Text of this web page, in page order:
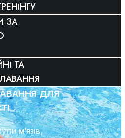
ЗА
ТА
ДЛЯ
м’язів,